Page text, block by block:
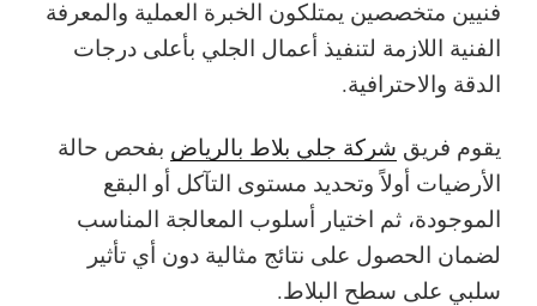
فنيين متخصصين يمتلكون الخبرة العملية والمعرفة
الفنية اللازمة لتنفيذ أعمال الجلي بأعلى درجات
الدقة والاحترافية.
يقوم فريق شركة جلي بلاط بالرياض بفحص حالة
الأرضيات أولاً وتحديد مستوى التآكل أو البقع
الموجودة، ثم اختيار أسلوب المعالجة المناسب
لضمان الحصول على نتائج مثالية دون أي تأثير
سلبي على سطح البلاط.